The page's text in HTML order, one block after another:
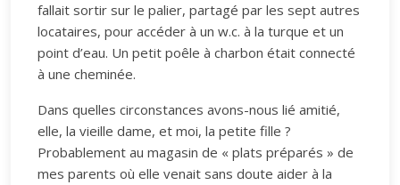
fallait sortir sur le palier, partagé par les sept autres
locataires, pour accéder à un w.c. à la turque et un
point d’eau. Un petit poêle à charbon était connecté
à une cheminée.
Dans quelles circonstances avons-nous lié amitié,
elle, la vieille dame, et moi, la petite fille ?
Probablement au magasin de « plats préparés » de
mes parents où elle venait sans doute aider à la